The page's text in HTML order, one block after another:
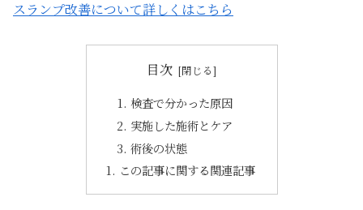
スランプ改善について詳しくはこちら
目次
検査で分かった原因
実施した施術とケア
術後の状態
この記事に関する関連記事